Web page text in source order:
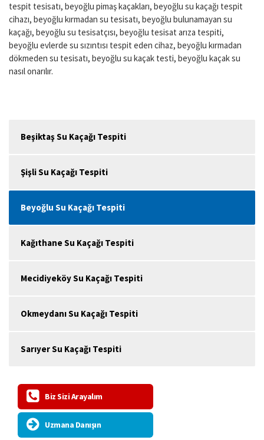
tespit tesisatı, beyoğlu pimaş kaçakları, beyoğlu su kaçağı tespit
cihazı, beyoğlu kırmadan su tesisatı, beyoğlu bulunamayan su
kaçağı, beyoğlu su tesisatçısı, beyoğlu tesisat arıza tespiti,
beyoğlu evlerde su sızıntısı tespit eden cihaz, beyoğlu kırmadan
dökmeden su tesisatı, beyoğlu su kaçak testi, beyoğlu kaçak su
nasıl onarılır.
Beşiktaş Su Kaçağı Tespiti
Şişli Su Kaçağı Tespiti
Beyoğlu Su Kaçağı Tespiti
Kağıthane Su Kaçağı Tespiti
Mecidiyeköy Su Kaçağı Tespiti
Okmeydanı Su Kaçağı Tespiti
Sarıyer Su Kaçağı Tespiti
Biz Sizi Arayalım
Uzmana Danışın